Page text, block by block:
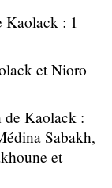
Kaolack : 1
et Nioro
de Kaolack :
Sabakh,
et